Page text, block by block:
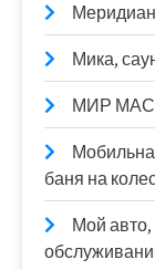
Меридиан
Мика,
МИР
баня на
Мой авто,